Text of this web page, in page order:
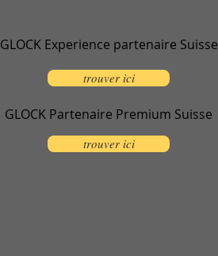
GLOCK Experience partenaire Suisse
GLOCK Partenaire Premium Suisse
je
trouver ici
trouver ici